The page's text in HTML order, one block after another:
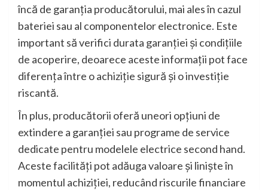
încă de garanția producătorului, mai ales în cazul
bateriei sau al componentelor electronice. Este
important să verifici durata garanției și condițiile
de acoperire, deoarece aceste informații pot face
diferența între o achiziție sigură și o investiție
riscantă.
În plus, producătorii oferă uneori opțiuni de
extindere a garanției sau programe de service
dedicate pentru modelele electrice second hand.
Aceste facilități pot adăuga valoare și liniște în
momentul achiziției, reducând riscurile financiare